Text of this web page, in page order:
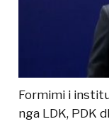
Formimi i
nga LDK, PDK